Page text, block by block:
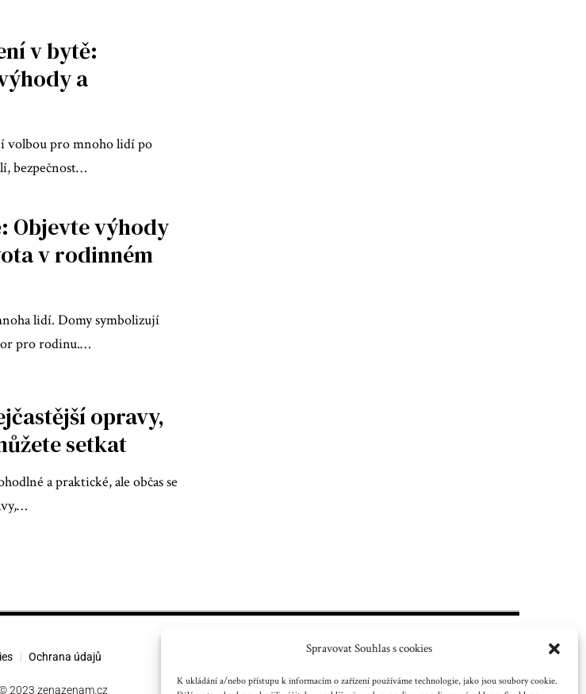
Spravovat Souhlas s cookies
K ukládání a/nebo přístupu k informacím o zařízení používáme technologie, jako jsou soubory cookie.
v bytě:
a
volbou pro mnoho lidí po
bezpečnost…
Objevte výhody
v rodinném
lidí. Domy symbolizují
pro rodinu.…
opravy,
setkat
a praktické, ale občas se
…
Ochrana údajů
2023 zenazenam.cz